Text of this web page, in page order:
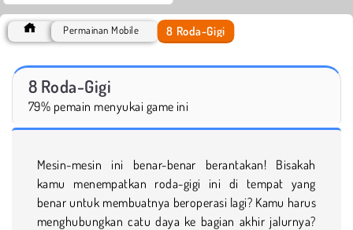
Permainan Mobile 8 Roda-Gigi
8 Roda-Gigi
79% pemain menyukai game ini
Mesin-mesin ini benar-benar berantakan! Bisakah
kamu menempatkan roda-gigi ini di tempat yang
benar untuk membuatnya beroperasi lagi? Kamu harus
menghubungkan catu daya ke bagian akhir jalurnya?